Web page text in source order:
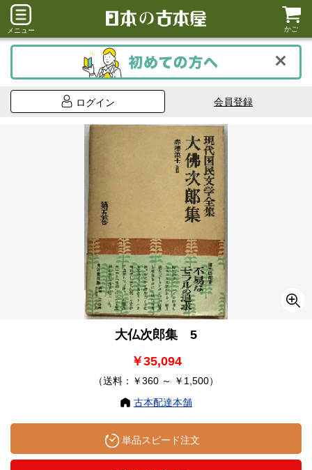
メニュー かご
ログイン 会員登録
大仏次郎集 5
￥35,094
（送料：￥360 ～ ￥1,500）
古本配達本舗
単品スピード注文